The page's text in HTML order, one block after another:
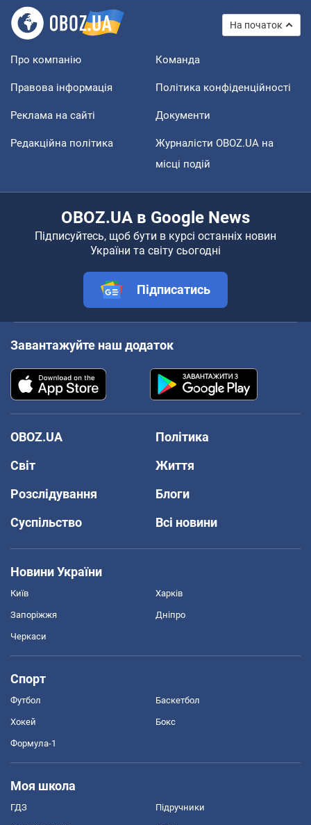
На початок
Про компанію Команда
Правова інформація Політика конфіденційності
Реклама на сайті Документи
Редакційна політика
Журналісти OBOZ.UA на
місці подій
OBOZ.UA в Google News
Підписуйтесь, щоб бути в курсі останніх новин
України та світу сьогодні
Підписатись
Завантажуйте наш додаток
OBOZ.UA
Політика
Світ
Життя
Розслідування
Блоги
Суспільство
Всі новини
Новини України
Київ Харків
Запоріжжя Дніпро
Черкаси
Спорт
Футбол Баскетбол
Хокей Бокс
Формула-1
Моя школа
ГДЗ Підручники